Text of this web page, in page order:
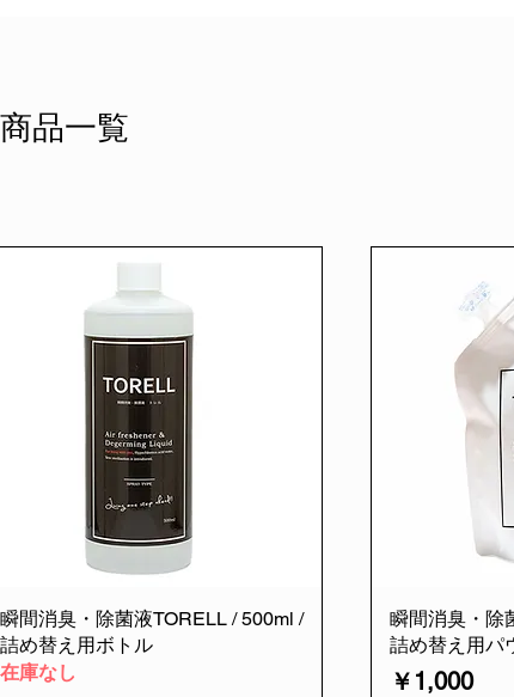
品一覧
瞬間消臭・除菌液TORELL / 500ml /
詰め替え用ボトル
在庫なし
瞬間消臭・除
詰め替え用パ
価格
￥1,000